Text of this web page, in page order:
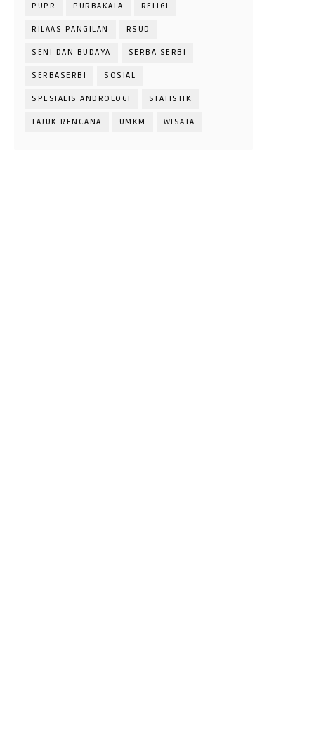
PUPR PURBAKALA RELIGI
RILAAS PANGILAN RSUD
SENI DAN BUDAYA SERBA SERBI
SERBASERBI SOSIAL
SPESIALIS ANDROLOGI STATISTIK
TAJUK RENCANA UMKM WISATA